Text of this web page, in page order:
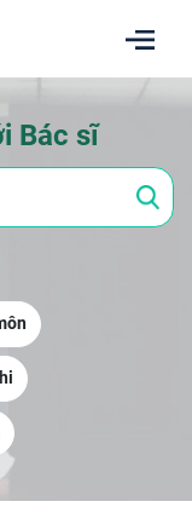
Bác sĩ